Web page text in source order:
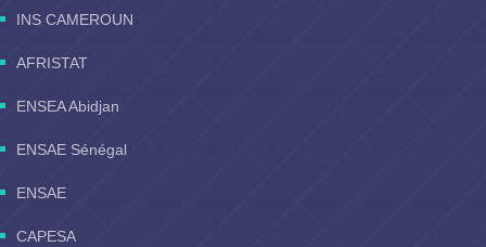
INS CAMEROUN
AFRISTAT
ENSEA Abidjan
ENSAE Sénégal
ENSAE
CAPESA